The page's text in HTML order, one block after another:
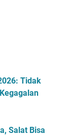
Tidak
Salat Bisa